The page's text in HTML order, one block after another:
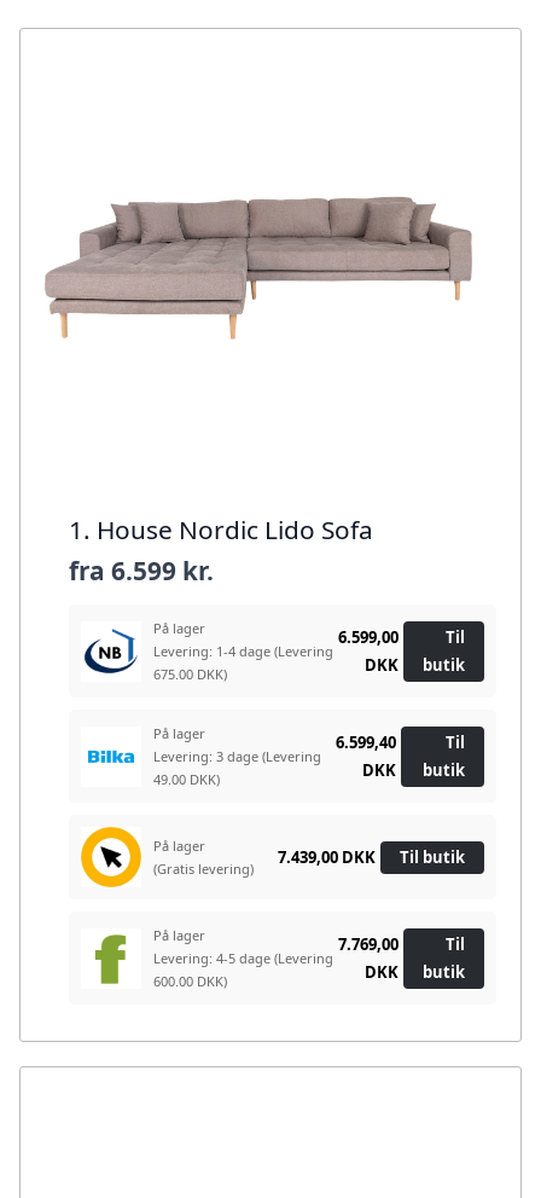
1. House Nordic Lido Sofa
fra 6.599 kr.
På lager
Levering: 1-4 dage (Levering
675.00 DKK)
6.599,00
DKK
Til
butik
På lager
Levering: 3 dage (Levering
49.00 DKK)
6.599,40
DKK
Til
butik
På lager
(Gratis levering)
7.439,00 DKK Til butik
På lager
Levering: 4-5 dage (Levering
600.00 DKK)
7.769,00
DKK
Til
butik